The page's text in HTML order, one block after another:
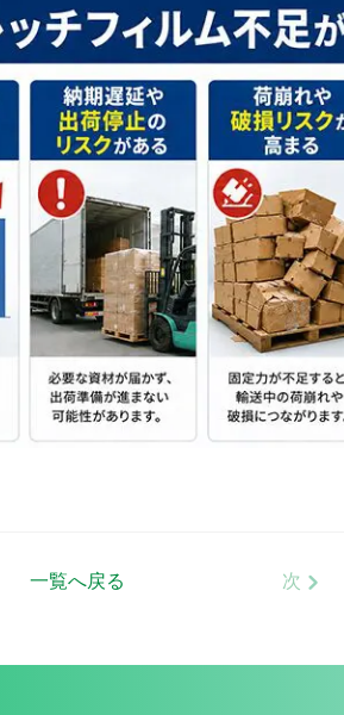
一覧へ戻る 次